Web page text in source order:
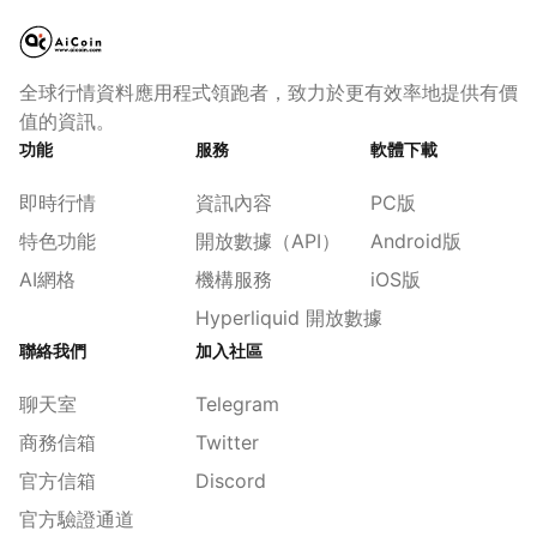
全球行情資料應用程式領跑者，致力於更有效率地提供有價
值的資訊。
功能
即時行情
特色功能
AI網格
服務
資訊內容
開放數據（API）
機構服務
Hyperliquid 開放數據
軟體下載
PC版
Android版
iOS版
聯絡我們
聊天室
商務信箱
官方信箱
官方驗證通道
加入社區
Telegram
Twitter
Discord